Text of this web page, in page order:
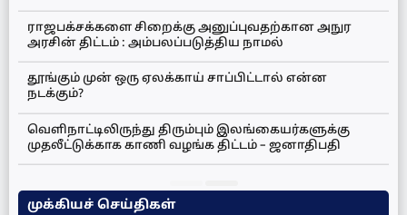
ராஜபக்சக்களை சிறைக்கு அனுப்புவதற்கான அநுர
அரசின் திட்டம் : அம்பலப்படுத்திய நாமல்
தூங்கும் முன் ஒரு ஏலக்காய் சாப்பிட்டால் என்ன
நடக்கும்?
வெளிநாட்டிலிருந்து திரும்பும் இலங்கையர்களுக்கு
முதலீட்டுக்காக காணி வழங்க திட்டம் – ஜனாதிபதி
முக்கியச் செய்திகள்